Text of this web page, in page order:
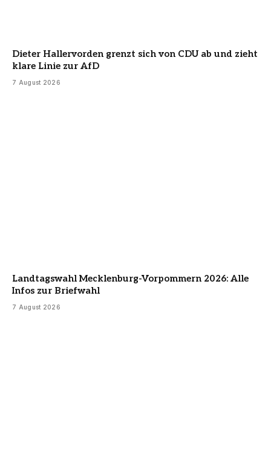
Dieter Hallervorden grenzt sich von CDU ab und zieht
klare Linie zur AfD
7 August 2026
Landtagswahl Mecklenburg-Vorpommern 2026: Alle
Infos zur Briefwahl
7 August 2026